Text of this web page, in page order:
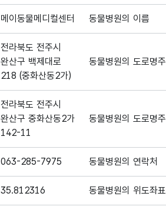
메이동물메디컬센터 동물병원의 이름
전라북도 전주시
완산구 백제대로
218 (중화산동2가)
동물병원의 도로명
전라북도 전주시
완산구 중화산동2가
142-11
동물병원의 도로명
063-285-7975 동물병원의 연락처
35.812316 동물병원의 위도좌